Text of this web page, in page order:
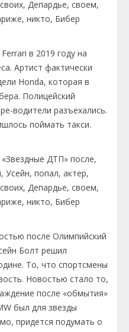
в 2019 году на
Артист фактически
Honda, которая в
Полицейский
водители разъехались.
поймать такси.
после Олимпийский
Болт решил
То, что спортсмены
Новостью стало то,
после «обмытия»
был для звезды
придется подумать о